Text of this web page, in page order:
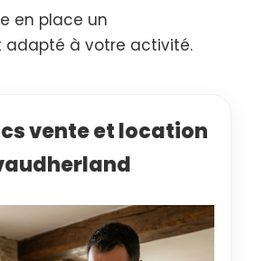
en place un
à votre activité.
vente et location